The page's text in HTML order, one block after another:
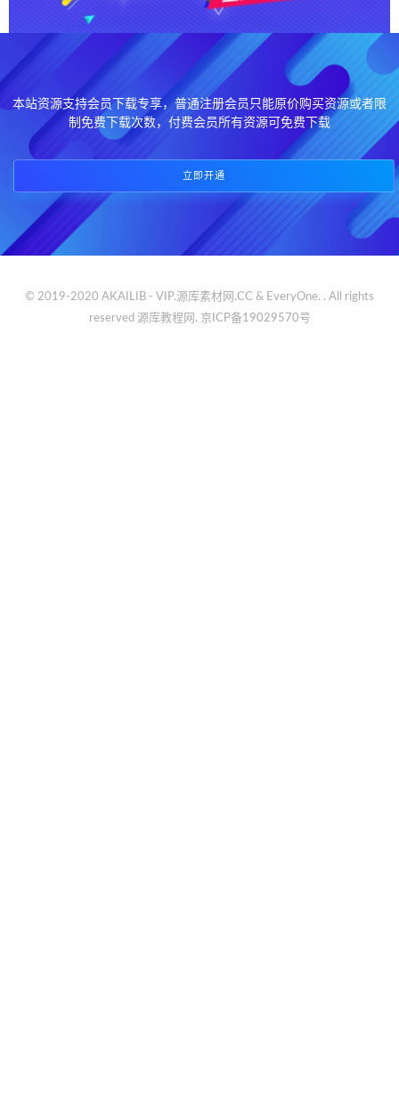
本站资源支持会员下载专享，普通注册会员只能原价购买资源或者限
制免费下载次数，付费会员所有资源可免费下载
立即开通
© 2019-2020 AKAILIB - VIP.源库素材网.CC & EveryOne. . All rights
reserved 源库教程网. 京ICP备19029570号